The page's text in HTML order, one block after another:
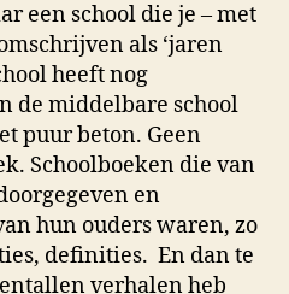
een school die je – met
als ‘jaren
heeft nog
de middelbare school
puur beton. Geen
Schoolboeken die van
en
hun ouders waren, zo
definities. En dan te
verhalen heb